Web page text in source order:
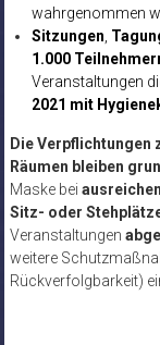
wahrgenommen
Sitzungen
1.000
Veranstaltungen
2021 mit
Die Verpflichtungen
Räumen bleiben
Maske bei
Sitz- oder
Veranstaltungen
weitere
Rückverfolgbarkeit)